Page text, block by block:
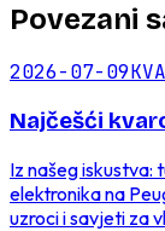
Povezani
2026-07-09
Najčešći
Iz našeg iskustva:
elektronika na
uzroci i savjeti za